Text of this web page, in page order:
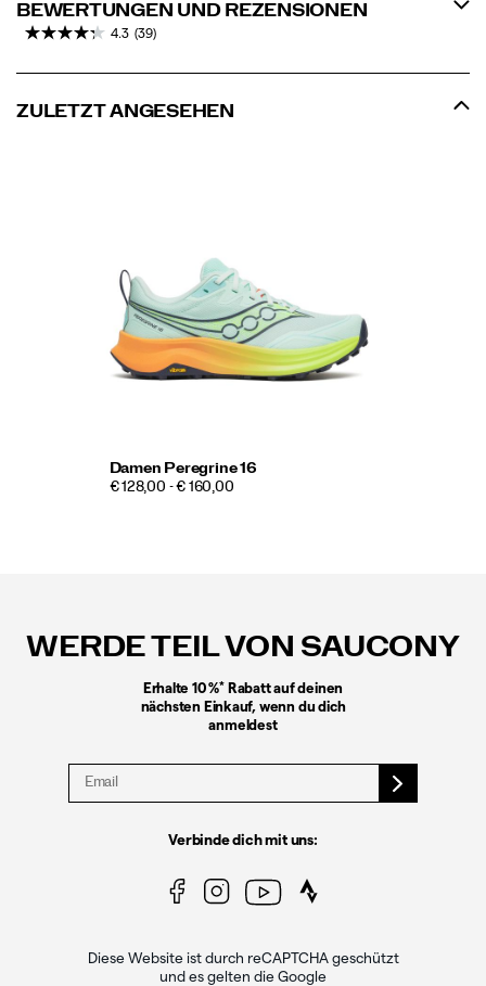
BEWERTUNGEN UND REZENSIONEN
4.3 (39)
ZULETZT ANGESEHEN
Damen Peregrine 16
€ 128,00 - € 160,00
WERDE TEIL VON SAUCONY
Erhalte 10 %* Rabatt auf deinen
nächsten Einkauf, wenn du dich
anmeldest
Verbinde dich mit uns:
Diese Website ist durch reCAPTCHA geschützt
und es gelten die Google